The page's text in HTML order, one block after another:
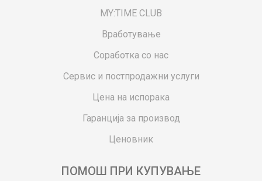
MY:TIME CLUB
Вработување
Соработка со нас
Сервис и постпродажни услуги
Цена на испорака
Гаранција за производ
Ценовник
ПОМОШ ПРИ КУПУВАЊЕ